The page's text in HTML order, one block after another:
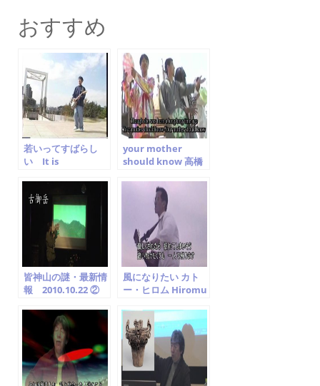
c
e
b
o
o
k
itt
er
ai
l
おすすめ
若いってすばらし
い It is
Young 高橋スキイ
チ 松山晴介
your mother
should know 高橋
beatles cover
皆神山の謎・最新情
報 2010.10.22 ②
考える
風になりたい カト
ー・ヒロム Hiromu
cover